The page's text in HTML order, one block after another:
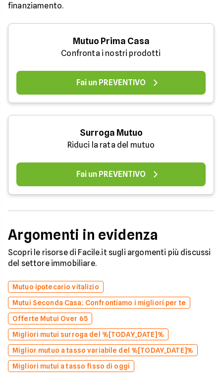
finanziamento.
Mutuo Prima Casa
Confronta i nostri prodotti
Fai un PREVENTIVO
Surroga Mutuo
Riduci la rata del mutuo
Fai un PREVENTIVO
Argomenti in evidenza
Scopri le risorse di Facile.it sugli argomenti più discussi
del settore immobiliare.
Mutuo ipotecario vitalizio
Mutui Seconda Casa: Confrontiamo i migliori per te
Offerte Mutui Over 65
Migliori mutui surroga del %[TODAY_DATE]%
Miglior mutuo a tasso variabile del %[TODAY_DATE]%
Migliori mutui a tasso fisso di oggi